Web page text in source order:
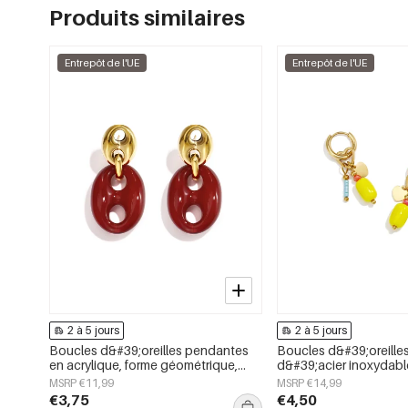
Produits similaires
Entrepôt de l'UE
2 à 5 jours
Boucles d&#39;oreilles pendantes
en acrylique, forme géométrique,
collection simple et décontractée
pour femmes
MSRP €11,99
€3,75
Entrepôt de l'UE
2 à 5 jours
Boucles
d&#39;acier
elliptique, collection
mignonne pour le
MSRP €14,99
€4,50